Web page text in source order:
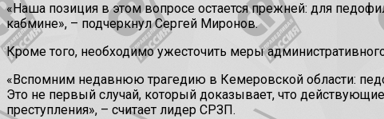
«Наша позиция в этом вопросе остается прежней: для
кабмине», – подчеркнул Сергей Миронов.
Кроме того, необходимо ужесточить меры
«Вспомним недавнюю трагедию в Кемеровской области:
Это не первый случай, который доказывает, что
преступления», – считает лидер СРЗП.